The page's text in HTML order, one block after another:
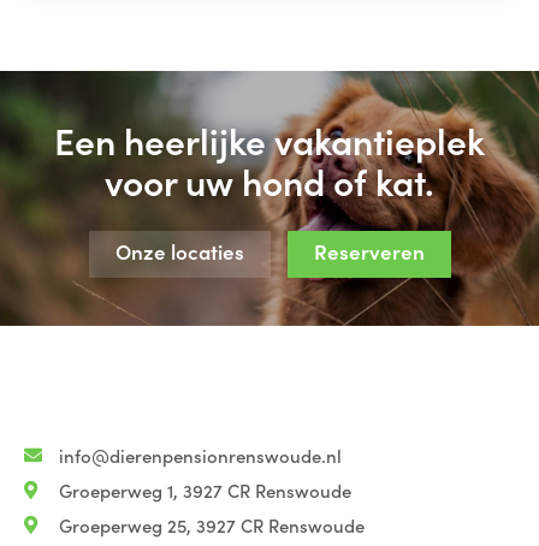
Een heerlijke vakantieplek
voor uw hond of kat.
Onze locaties Reserveren
info@dierenpensionrenswoude.nl
Groeperweg 1, 3927 CR Renswoude
Groeperweg 25, 3927 CR Renswoude